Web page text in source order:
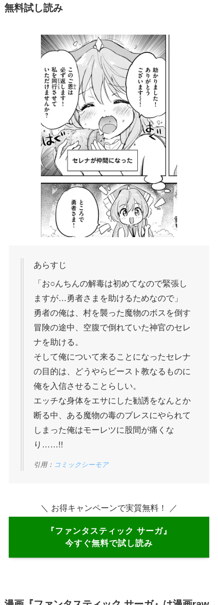
無料試し読み
あらすじ
「お○んちんの解毒は初めてなので緊張し
ますが…勇者さまを助けるためなので」
勇者の俺は、村を襲った魔物のボスを倒す
冒険の途中、空腹で倒れていた神官のセレ
ナを助ける。
そして俺について来ることになったセレナ
の目的は、どうやらビースト教なるものに
俺を入信させることらしい。
エッチな身体をエサにした勧誘をなんとか
断る中、ある魔物の毒のブレスにやられて
しまった俺はモーレツに股間が痛くな
り……!!
引用： コミックシーモア
＼ お得キャンペーンで実質無料！ ／
『ファンタスティック サーガ』
今すぐ無料で試し読み